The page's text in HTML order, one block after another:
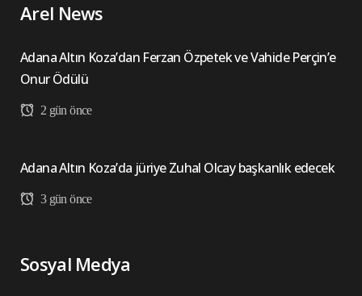
Arel News
Adana Altın Koza’dan Ferzan Özpetek ve Vahide Perçin’e
Onur Ödülü
2 gün önce
Adana Altın Koza’da jüriye Zuhal Olcay başkanlık edecek
3 gün önce
Sosyal Medya